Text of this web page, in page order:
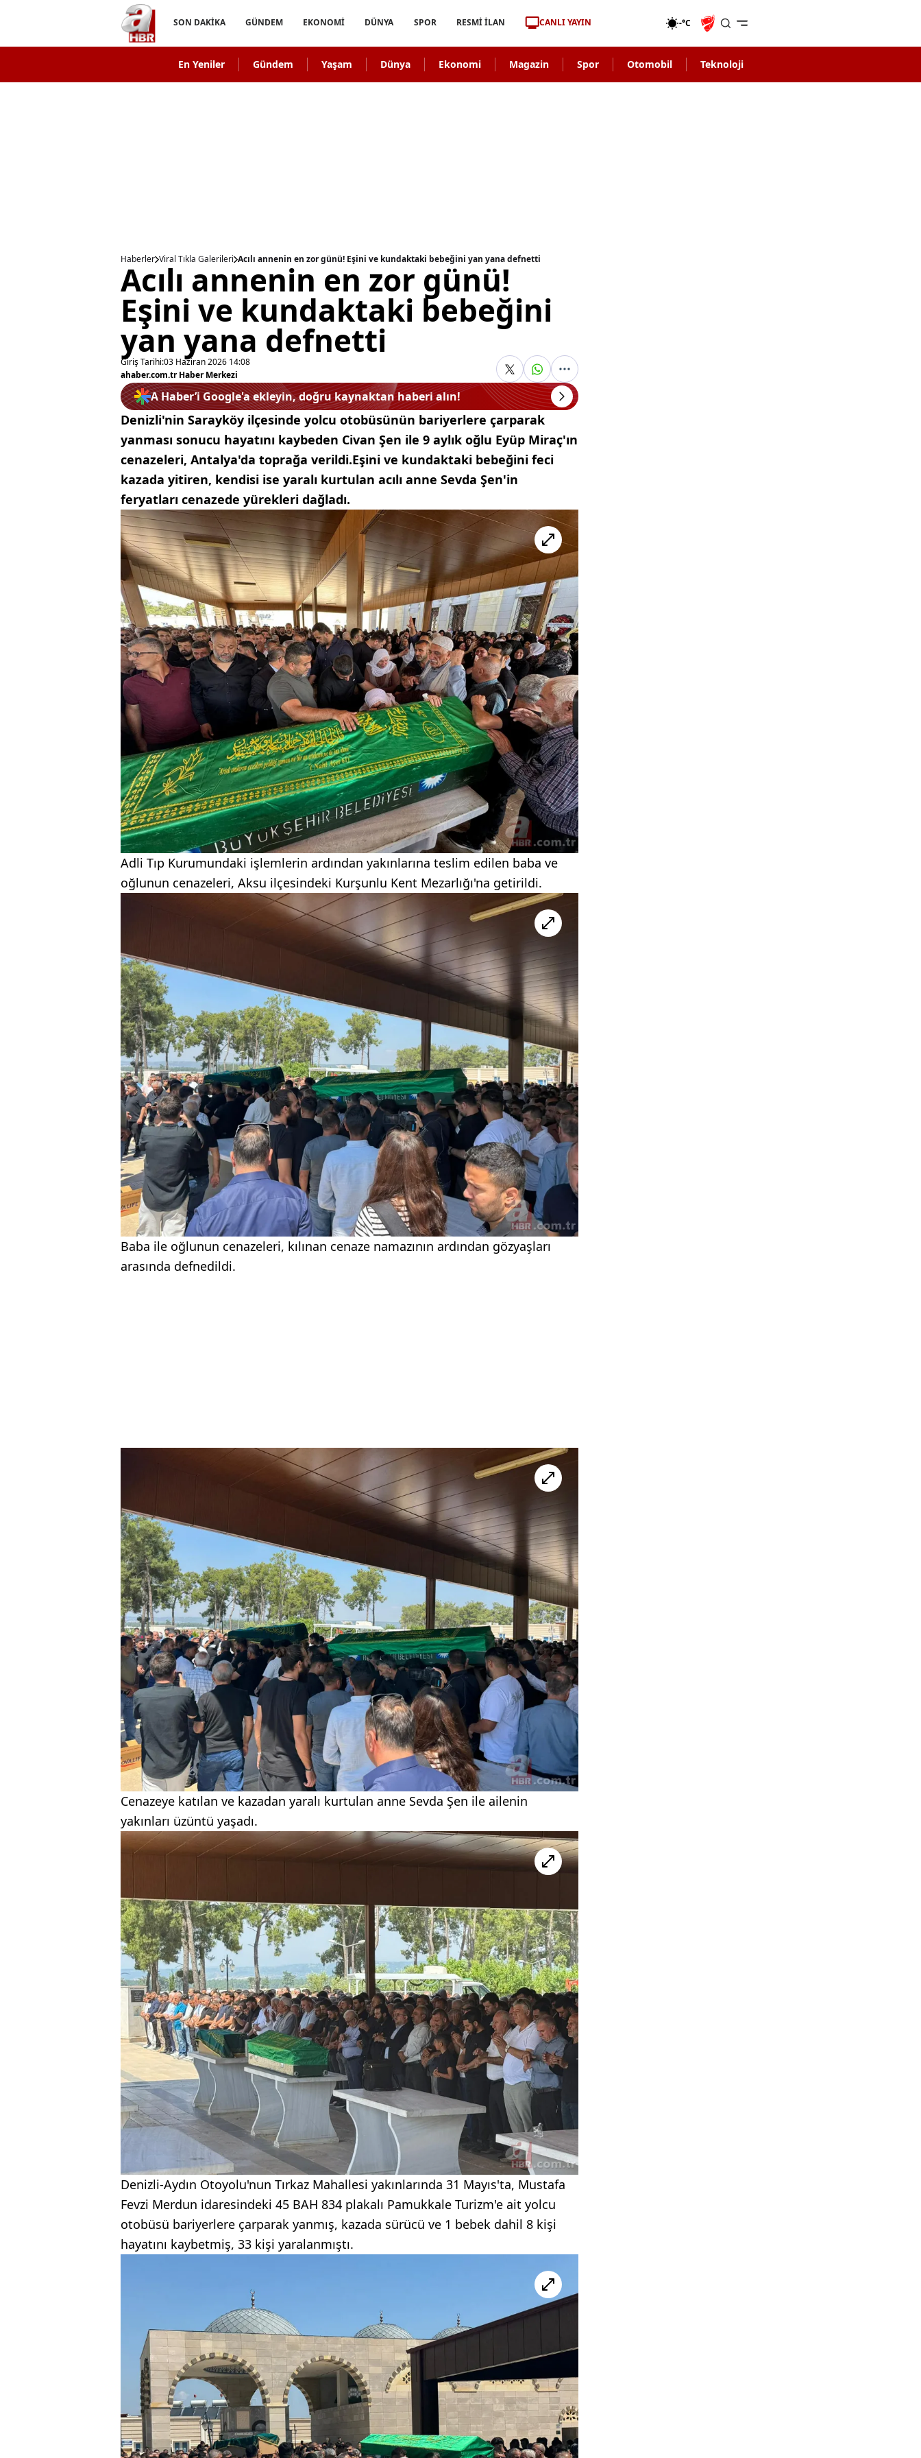
SON DAKİKA GÜNDEM EKONOMİ DÜNYA SPOR RESMİ İLAN CANLI YAYIN -°C
En Yeniler Gündem Yaşam Dünya Ekonomi Magazin Spor Otomobil Teknoloji
Haberler Viral Tıkla Galerileri Acılı annenin en zor günü! Eşini ve kundaktaki bebeğini yan yana defnetti
Acılı annenin en zor günü!
Eşini ve kundaktaki bebeğini
yan yana defnetti
Giriş Tarihi:03 Haziran 2026 14:08
ahaber.com.tr Haber Merkezi
A Haber’i Google'a ekleyin, doğru kaynaktan haberi alın!
Denizli'nin Sarayköy ilçesinde yolcu otobüsünün bariyerlere çarparak
yanması sonucu hayatını kaybeden Civan Şen ile 9 aylık oğlu Eyüp Miraç'ın
cenazeleri, Antalya'da toprağa verildi.Eşini ve kundaktaki bebeğini feci
kazada yitiren, kendisi ise yaralı kurtulan acılı anne Sevda Şen'in
feryatları cenazede yürekleri dağladı.
Adli Tıp Kurumundaki işlemlerin ardından yakınlarına teslim edilen baba ve
oğlunun cenazeleri, Aksu ilçesindeki Kurşunlu Kent Mezarlığı'na getirildi.
Baba ile oğlunun cenazeleri, kılınan cenaze namazının ardından gözyaşları
arasında defnedildi.
Cenazeye katılan ve kazadan yaralı kurtulan anne Sevda Şen ile ailenin
yakınları üzüntü yaşadı.
Denizli-Aydın Otoyolu'nun Tırkaz Mahallesi yakınlarında 31 Mayıs'ta, Mustafa
Fevzi Merdun idaresindeki 45 BAH 834 plakalı Pamukkale Turizm'e ait yolcu
otobüsü bariyerlere çarparak yanmış, kazada sürücü ve 1 bebek dahil 8 kişi
hayatını kaybetmiş, 33 kişi yaralanmıştı.